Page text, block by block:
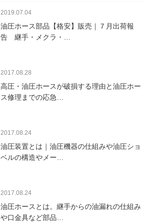
2019.07.04
油圧ホース部品【格安】販売｜７月出荷報
告 継手・メクラ・…
2017.08.28
高圧・油圧ホースが破損する理由と油圧ホー
ス修理までの応急…
2017.08.24
油圧装置とは｜油圧機器の仕組みや油圧ショ
ベルの構造やメー…
2017.08.24
油圧ホースとは。継手からの油漏れの仕組み
や口金具など部品…